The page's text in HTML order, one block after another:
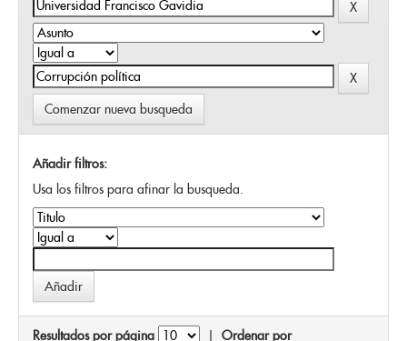
Comenzar nueva busqueda
Añadir filtros:
Usa los filtros para afinar la busqueda.
Resultados por página | Ordenar por